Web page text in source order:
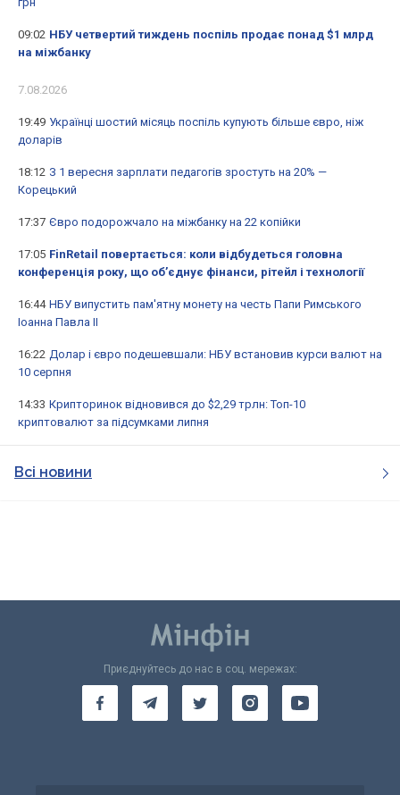
09:02 НБУ четвертий тиждень поспіль продає понад $1 млрд
на міжбанку
7.08.2026
19:49 Українці шостий місяць поспіль купують більше євро, ніж
доларів
18:12 З 1 вересня зарплати педагогів зростуть на 20% —
Корецький
17:37 Євро подорожчало на міжбанку на 22 копійки
17:05 FinRetail повертається: коли відбудеться головна
конференція року, що об’єднує фінанси, рітейл і технології
16:44 НБУ випустить пам'ятну монету на честь Папи Римського
Іоанна Павла II
16:22 Долар і євро подешевшали: НБУ встановив курси валют на
10 серпня
14:33 Крипторинок відновився до $2,29 трлн: Топ-10
криптовалют за підсумками липня
Всі новини
Приєднуйтесь до нас в соц. мережах: